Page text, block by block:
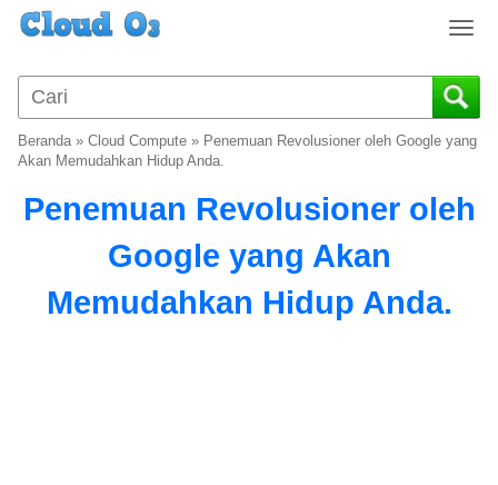
T
g
g
a
v
Beranda» Cloud Compute » Penemuan Revolusioner oleh Google yang
Akan Memudahkan Hidup Anda.
Penemuan Revolusioner oleh
Google yang Akan
Memudahkan Hidup Anda.